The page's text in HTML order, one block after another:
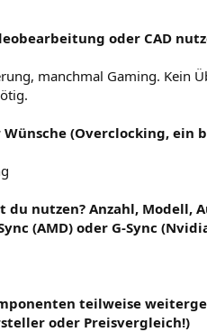
oder CAD
manchmal Gaming. Kein
(Overclocking, ein
nutzen? Anzahl, Modell,
(AMD) oder G-Sync
teilweise
oder Preisvergleich!)